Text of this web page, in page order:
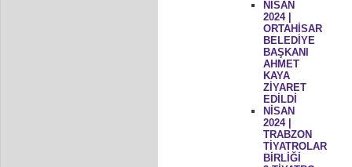
NİSAN
2024 |
ORTAHİSAR
BELEDİYE
BAŞKANI
AHMET
KAYA
ZİYARET
EDİLDİ
NİSAN
2024 |
TRABZON
TİYATROLAR
BİRLİĞİ